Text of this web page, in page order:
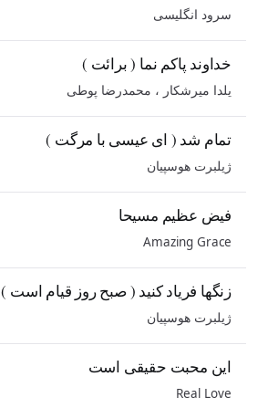
سرود انگلیسی
خداوند پاکم نما ( برائت )
یلدا میرشکار ، محمدرضا پوطی
تمام شد ( ای عیسی با مرگت )
ژیلبرت هوسپیان
فیض عظیم مسیحا
Amazing Grace
زنگها فریاد کنید ( صبح روز قیام است )
ژیلبرت هوسپیان
این محبت حقیقی است
Real Love